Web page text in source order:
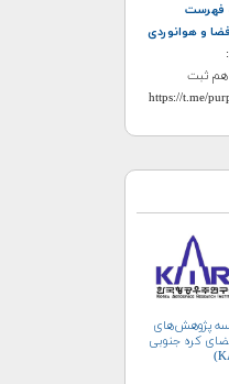
فهرست
و هوانوردی
:
هم ثبت
پژوهش‌های
کره جنوبی